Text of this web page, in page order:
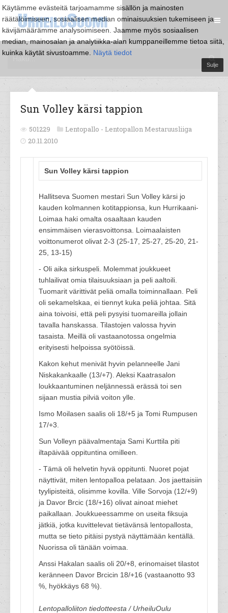
Käytämme evästeitä tarjoamamme sisällön ja mainosten
räätälöimiseen, sosiaalisen median ominaisuuksien tukemiseen ja
kävijämäärämme analysoimiseen. Jaamme myös sosiaalisen
median, mainosalan ja analytiikka-alan kumppaneillemme tietoa siitä,
kuinka käytät sivustoamme. Näytä tiedot
Sulje
Sun Volley kärsi tappion
501229 Lentopallo - Lentopallon Mestaruusliiga
20.11.2010
Sun Volley kärsi tappion
Hallitseva Suomen mestari Sun Volley kärsi jo
kauden kolmannen kotitappionsa, kun Hurrikaani-
Loimaa haki omalta osaaltaan kauden
ensimmäisen vierasvoittonsa. Loimaalaisten
voittonumerot olivat 2-3 (25-17, 25-27, 25-20, 21-
25, 13-15)
- Oli aika sirkuspeli. Molemmat joukkueet
tuhlailivat omia tilaisuuksiaan ja peli aaltoili.
Tuomarit värittivät peliä omalla toiminnallaan. Peli
oli sekamelskaa, ei tiennyt kuka peliä johtaa. Sitä
aina toivoisi, että peli pysyisi tuomareilla jollain
tavalla hanskassa. Tilastojen valossa hyvin
tasaista. Meillä oli vastaanotossa ongelmia
erityisesti helpoissa syötöissä.
Kakon kehut menivät hyvin pelanneelle Jani
Niskakankaalle (13/+7). Aleksi Kaatrasalon
loukkaantuminen neljännessä erässä toi sen
sijaan mustia pilviä voiton ylle.
Ismo Moilasen saalis oli 18/+5 ja Tomi Rumpusen
17/+3.
Sun Volleyn päävalmentaja Sami Kurttila piti
iltapäivää oppituntina omilleen.
- Tämä oli helvetin hyvä oppitunti. Nuoret pojat
näyttivät, miten lentopalloa pelataan. Jos jaettaisiin
tyylipisteitä, olisimme kovilla. Ville Sorvoja (12/+9)
ja Davor Brcic (18/+16) olivat ainoat miehet
paikallaan. Joukkueessamme on useita fiksuja
jätkiä, jotka kuvittelevat tietävänsä lentopallosta,
mutta se tieto pitäisi pystyä näyttämään kentällä.
Nuorissa oli tänään voimaa.
Anssi Hakalan saalis oli 20/+8, erinomaiset tilastot
keränneen Davor Brcicin 18/+16 (vastaanotto 93
%, hyökkäys 68 %).
Lentopalloliiton tiedotteesta / UrheiluOulu